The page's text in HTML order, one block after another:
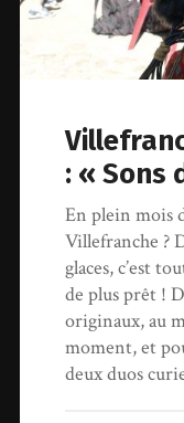
: « Sons
En plein mois
Villefranche ?
glaces, c’est
de plus prêt !
originaux, au
moment, et
deux duos